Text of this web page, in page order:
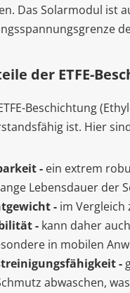
Das Solarmodul ist
der ETFE-
Beschichtung
ist. Hier
- ein extrem
Lebensdauer der
- im
- kann daher
in mobilen
-
abwaschen,